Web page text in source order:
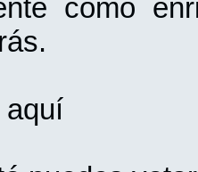
como
aquí